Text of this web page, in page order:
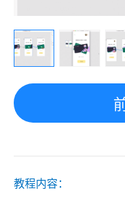
教程内容：